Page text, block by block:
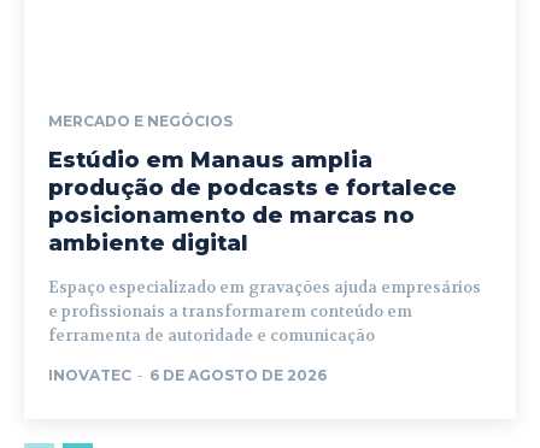
MERCADO E NEGÓCIOS
Estúdio em Manaus amplia
produção de podcasts e fortalece
posicionamento de marcas no
ambiente digital
Espaço especializado em gravações ajuda empresários
e profissionais a transformarem conteúdo em
ferramenta de autoridade e comunicação
INOVATEC - 6 DE AGOSTO DE 2026